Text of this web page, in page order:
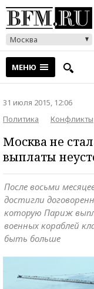
Москва
МЕНЮ
31 июля 2015, 12:06
Политика
Конфликты
Москва не
выплаты
После восьми
достигли
которую Париж
военных кораблей
быть больше